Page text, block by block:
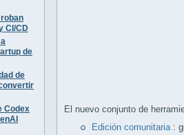
CI/CD
de
de
Codex
El nuevo conjunto de
Edición comunitaria: